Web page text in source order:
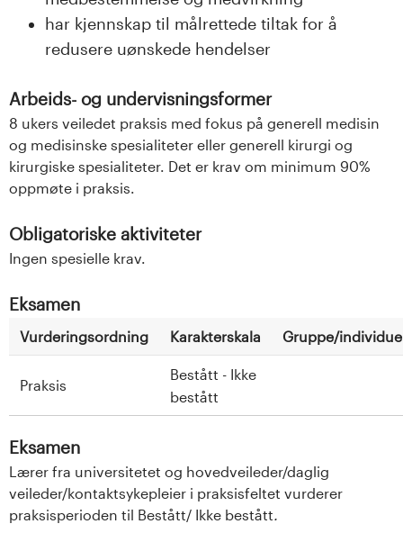
har kjennskap til målrettede tiltak for å
redusere uønskede hendelser
Arbeids- og undervisningsformer
8 ukers veiledet praksis med fokus på generell medisin
og medisinske spesialiteter eller generell kirurgi og
kirurgiske spesialiteter. Det er krav om minimum 90%
oppmøte i praksis.
Obligatoriske aktiviteter
Ingen spesielle krav.
Eksamen
Vurderingsordning Karakterskala Gruppe/
Praksis
Bestått - Ikke
bestått
Eksamen
Lærer fra universitetet og hovedveileder/daglig
veileder/kontaktsykepleier i praksisfeltet vurderer
praksisperioden til Bestått/ Ikke bestått